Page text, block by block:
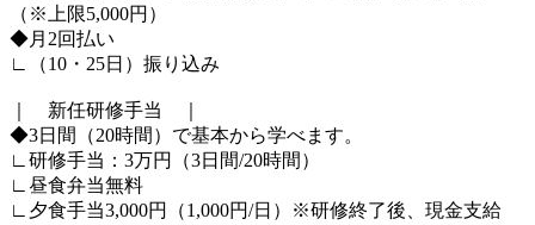
（※上限5,000円）
◆月2回払い
∟（10・25日）振り込み
｜ 新任研修手当 ｜
◆3日間（20時間）で基本から学べます。
∟研修手当：3万円（3日間/20時間）
∟昼食弁当無料
∟夕食手当3,000円（1,000円/日）※研修終了後、現金支給